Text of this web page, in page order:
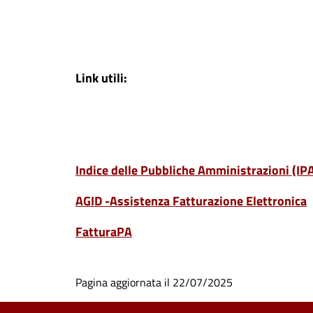
Link utili:
Indice delle Pubbliche Amministrazioni
AGID -Assistenza Fatturazione Elettronica
FatturaPA
Pagina aggiornata il 22/07/2025